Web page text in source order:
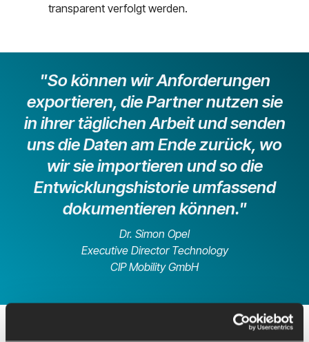
transparent verfolgt werden.
"So können wir Anforderungen
exportieren, die Partner nutzen sie
in ihrer täglichen Arbeit und senden
uns die Daten am Ende zurück, wo
wir sie importieren und so die
Entwicklungshistorie umfassend
dokumentieren können."
Dr. Simon Opel
Executive Director Technology
CIP Mobility GmbH